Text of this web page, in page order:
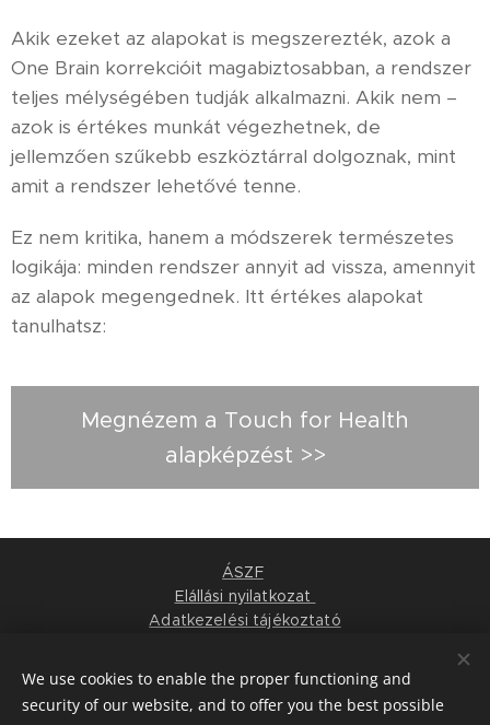
Akik ezeket az alapokat is megszerezték, azok a
One Brain korrekcióit magabiztosabban, a rendszer
teljes mélységében tudják alkalmazni. Akik nem –
azok is értékes munkát végezhetnek, de
jellemzően szűkebb eszköztárral dolgoznak, mint
amit a rendszer lehetővé tenne.
Ez nem kritika, hanem a módszerek természetes
logikája: minden rendszer annyit ad vissza, amennyit
az alapok megengednek. Itt értékes alapokat
tanulhatsz:
Megnézem a Touch for Health
alapképzést >>
ÁSZF
Elállási nyilatkozat
Adatkezelési tájékoztató
Impresszum
Felnőttképzési nyilvántartási szám: B/2020/001506
© 2019 Pisták Dóra szakosodott kineziológus, Touch for
We use cookies to enable the proper functioning and
security of our website, and to offer you the best possible